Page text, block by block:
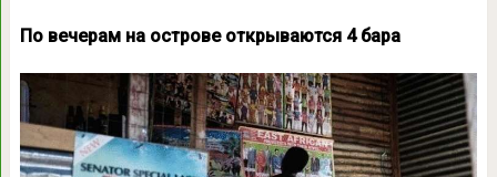
По вечерам на острове открываются 4 бара